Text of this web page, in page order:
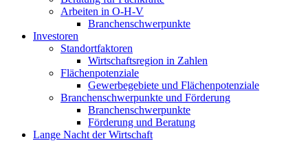
Arbeiten in O-H-V
Branchenschwerpunkte
Investoren
Standortfaktoren
Wirtschaftsregion in Zahlen
Flächenpotenziale
Gewerbegebiete und Flächenpotenziale
Branchenschwerpunkte und Förderung
Branchenschwerpunkte
Förderung und Beratung
Lange Nacht der Wirtschaft